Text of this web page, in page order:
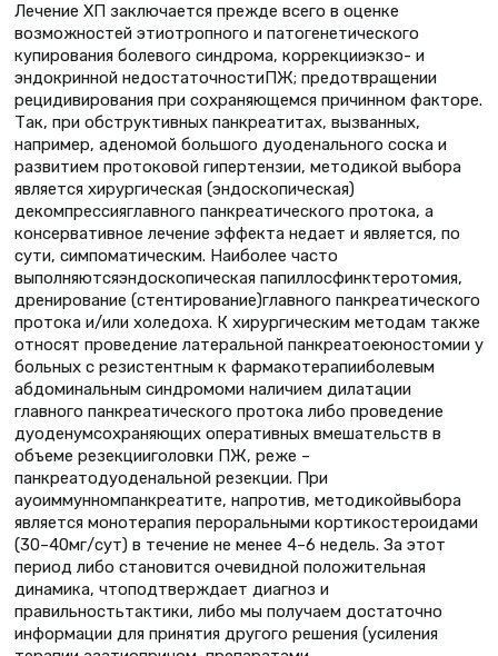
Лечение ХП заключается прежде всего в оценке
возможностей этиотропного и патогенетического
купирования болевого синдрома, коррекцииэкзо- и
эндокринной недостаточностиПЖ; предотвращении
рецидивирования при сохраняющемся причинном факторе.
Так, при обструктивных панкреатитах, вызванных,
например, аденомой большого дуоденального соска и
развитием протоковой гипертензии, методикой выбора
является хирургическая (эндоскопическая)
декомпрессияглавного панкреатического протока, а
консервативное лечение эффекта недает и является, по
сути, симпоматическим. Наиболее часто
выполняютсяэндоскопическая папиллосфинктеротомия,
дренирование (стентирование)главного панкреатического
протока и/или холедоха. К хирургическим методам также
относят проведение латеральной панкреатоеюностомии у
больных с резистентным к фармакотерапииболевым
абдоминальным синдромоми наличием дилатации
главного панкреатического протока либо проведение
дуоденумсохраняющих оперативных вмешательств в
объеме резекцииголовки ПЖ, реже –
панкреатодуоденальной резекции. При
ауоиммунномпанкреатите, напротив, методикойвыбора
является монотерапия пероральными кортикостероидами
(30–40мг/сут) в течение не менее 4–6 недель. За этот
период либо становится очевидной положительная
динамика, чтоподтверждает диагноз и
правильностьтактики, либо мы получаем достаточно
информации для принятия другого решения (усиления